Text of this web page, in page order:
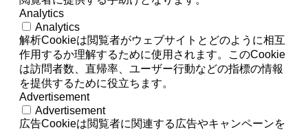
Analytics
Analytics
解析Cookieは閲覧者がウェブサイトとどのように相互
作用するか理解するために使用されます。このCookie
は訪問者数、直帰率、ユーザー行動などの指標の情報
を提供するために役立ちます。
Advertisement
Advertisement
広告Cookieは閲覧者に関連する広告やキャンペーンを